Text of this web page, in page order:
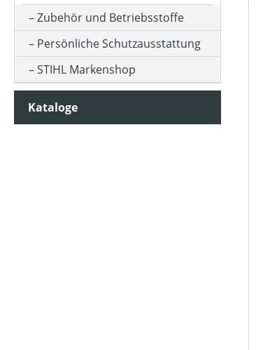
Zubehör und Betriebsstoffe
Persönliche Schutzausstattung
STIHL Markenshop
Kataloge